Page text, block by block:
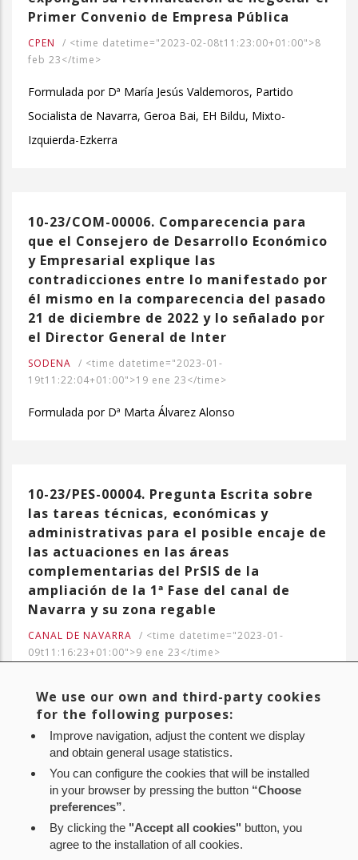
Primer Convenio de Empresa Pública
CPEN / <time datetime="2023-02-08t11:23:00+01:00">8
feb 23</time>
Formulada por Dª María Jesús Valdemoros, Partido
Socialista de Navarra, Geroa Bai, EH Bildu, Mixto-
Izquierda-Ezkerra
10-23/COM-00006. Comparecencia para
que el Consejero de Desarrollo Económico
y Empresarial explique las
contradicciones entre lo manifestado por
él mismo en la comparecencia del pasado
21 de diciembre de 2022 y lo señalado por
el Director General de Inter
SODENA / <time datetime="2023-01-
19t11:22:04+01:00">19 ene 23</time>
Formulada por Dª Marta Álvarez Alonso
10-23/PES-00004. Pregunta Escrita sobre
las tareas técnicas, económicas y
administrativas para el posible encaje de
las actuaciones en las áreas
complementarias del PrSIS de la
ampliación de la 1ª Fase del canal de
Navarra y su zona regable
CANAL DE NAVARRA / <time datetime="2023-01-
09t11:16:23+01:00">9 ene 23</time>
Pagination
Current
page
Page
2 Page
3 Page
4 Page
5 Page
6
Next
page
Siguiente >
Last
page
Último »
We use our own and third-party cookies
for the following purposes:
Improve navigation, adjust the content we display
and obtain general usage statistics.
You can configure the cookies that will be installed
in your browser by pressing the button “Choose
preferences”.
By clicking the "Accept all cookies" button, you
agree to the installation of all cookies.